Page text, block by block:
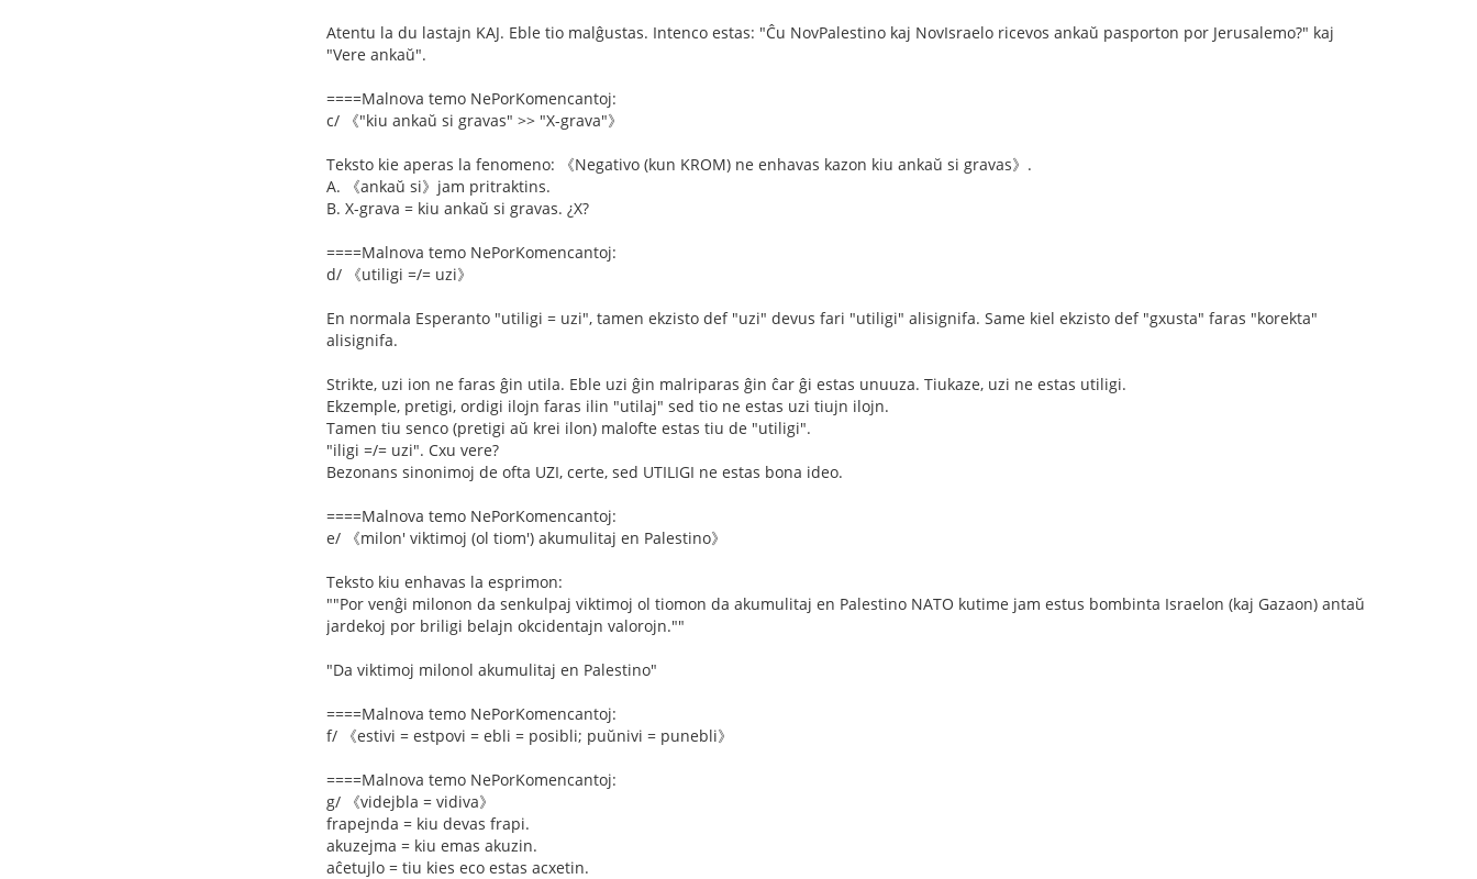
Atentu la du lastajn KAJ. Eble tio malĝustas. Intenco estas: "Ĉu NovPalestino kaj NovIsraelo ricevos ankaŭ pasporton por Jerusalemo?" kaj
"Vere ankaŭ".
====Malnova temo NePorKomencantoj:
c/ 《"kiu ankaŭ si gravas" >> "X-grava"》
Teksto kie aperas la fenomeno: 《Negativo (kun KROM) ne enhavas kazon kiu ankaŭ si gravas》.
A. 《ankaŭ si》jam pritraktins.
B. X-grava = kiu ankaŭ si gravas. ¿X?
====Malnova temo NePorKomencantoj:
d/ 《utiligi =/= uzi》
En normala Esperanto "utiligi = uzi", tamen ekzisto def "uzi" devus fari "utiligi" alisignifa. Same kiel ekzisto def "gxusta" faras "korekta"
alisignifa.
Strikte, uzi ion ne faras ĝin utila. Eble uzi ĝin malriparas ĝin ĉar ĝi estas unuuza. Tiukaze, uzi ne estas utiligi.
Ekzemple, pretigi, ordigi ilojn faras ilin "utilaj" sed tio ne estas uzi tiujn ilojn.
Tamen tiu senco (pretigi aŭ krei ilon) malofte estas tiu de "utiligi".
"iligi =/= uzi". Cxu vere?
Bezonans sinonimoj de ofta UZI, certe, sed UTILIGI ne estas bona ideo.
====Malnova temo NePorKomencantoj:
e/ 《milon' viktimoj (ol tiom') akumulitaj en Palestino》
Teksto kiu enhavas la esprimon:
""Por venĝi milonon da senkulpaj viktimoj ol tiomon da akumulitaj en Palestino NATO kutime jam estus bombinta Israelon (kaj Gazaon) antaŭ
jardekoj por briligi belajn okcidentajn valorojn.""
"Da viktimoj milonol akumulitaj en Palestino"
====Malnova temo NePorKomencantoj:
f/ 《estivi = estpovi = ebli = posibli; puŭnivi = punebli》
====Malnova temo NePorKomencantoj:
g/ 《videjbla = vidiva》
frapejnda = kiu devas frapi.
akuzejma = kiu emas akuzin.
aĉetujlo = tiu kies eco estas acxetin.